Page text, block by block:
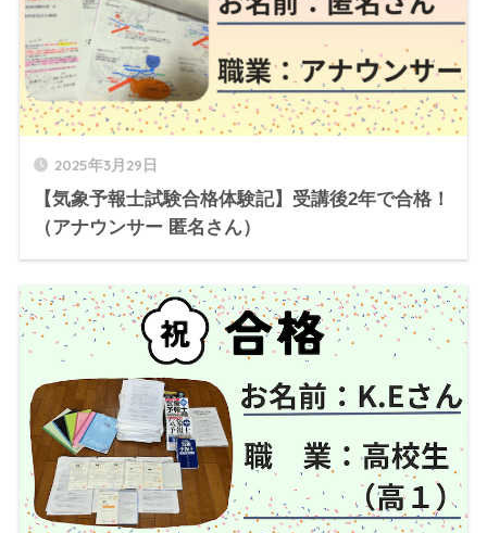
2025年3月29日
【気象予報士試験合格体験記】受講後2年で合格！
（アナウンサー 匿名さん）